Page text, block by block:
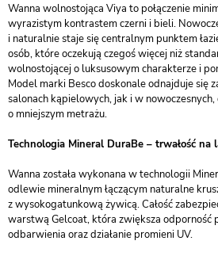
Wanna wolnostojąca Viya to połączenie
wyrazistym kontrastem czerni i bieli.
i naturalnie staje się centralnym punktem
osób, które oczekują czegoś więcej niż
wolnostojącej o luksusowym charakterze i
Model marki Besco doskonale odnajduje się
salonach kąpielowych, jak i w
o mniejszym metrażu.
Technologia Mineral DuraBe – trwałość na
Wanna została wykonana w technologii
odlewie mineralnym łączącym naturalne
z wysokogatunkową żywicą. Całość
warstwą Gelcoat, która zwiększa odporność
odbarwienia oraz działanie promieni UV.